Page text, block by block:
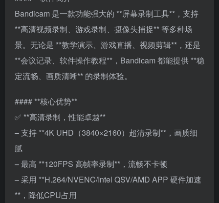
Bandicam 是一款功能强大的 **屏幕录制工具**，支持
**高清视频录制、游戏录制、摄像头捕捉** 等多种场
景。无论是 **教学演示、游戏直播、视频剪辑**，还是
**会议记录、软件操作教程**，Bandicam 都能提供 **稳
定流畅、画质清晰** 的录制体验。
#### **核心优势**
✅ **高清录制，性能卓越**
– 支持 **4K UHD（3840×2160）超清录制**，画质细
腻
– 最高 **120FPS 高帧率录制**，流畅不卡顿
– 采用 **H.264/NVENC/Intel QSV/AMD APP 硬件加速
**，降低CPU占用